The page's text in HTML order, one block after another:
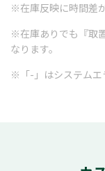
※在庫反映に時間差
※在庫ありでも『取
なります。
※「-」はシステムエ